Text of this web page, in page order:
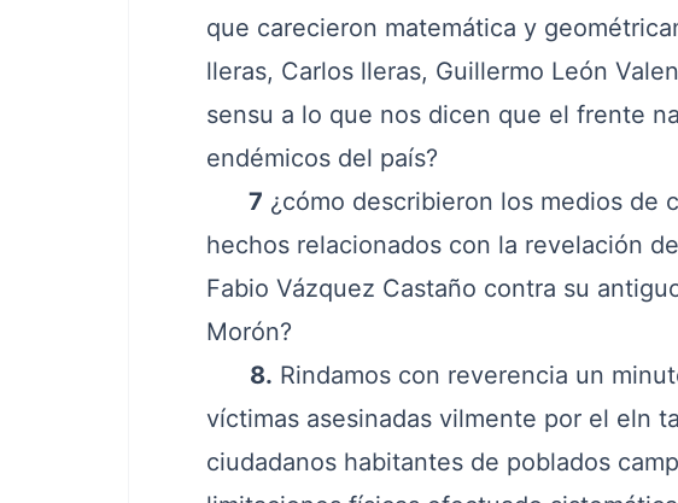
que carecieron matemática y
lleras, Carlos lleras, Guillermo León
sensu a lo que nos dicen que el frente
endémicos del país?
7 ¿cómo describieron los medios de
hechos relacionados con la revelación
Fabio Vázquez Castaño contra su
Morón?
8. Rindamos con reverencia un
víctimas asesinadas vilmente por el eln
ciudadanos habitantes de poblados